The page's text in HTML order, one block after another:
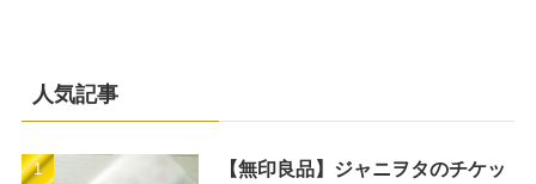
人気記事
【無印良品】ジャニヲタのチケッ